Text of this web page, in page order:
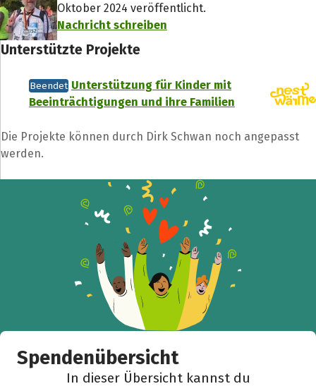
Oktober 2024 veröffentlicht.
Nachricht schreiben
Unterstützte Projekte
Beendet Unterstützung für Kinder mit
Beeinträchtigungen und ihre Familien
Die Projekte können durch Dirk Schwan noch angepasst
werden.
Spendenübersicht
In dieser Übersicht kannst du